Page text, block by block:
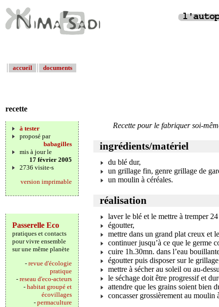
accueil documents
recette
à tester
proposé par
babagilles
mis à jour le
17 février 2005
2736 visite-s
version imprimable
Passerelle Eco
pratiques et contacts
pour vivre ensemble
sur une même planète
- revue d'écologie
pratique
- reseau d'eco-acteurs
- habitat groupé et
écovillages
- permaculture
Recette pour le fabriquer soi-
ingrédients/matériel
du blé dur,
un grillage fin, genre grillage de
un moulin à céréales.
réalisation
laver le blé et le mettre à tremper
égoutter,
mettre dans un grand plat creux et
continuer jusqu’à ce que le germe
cuire 1h.30mn. dans l’eau
égoutter puis disposer sur le
mettre à sécher au soleil ou au-
le séchage doit être progressif et
attendre que les grains soient bien
concasser grossièrement au moulin